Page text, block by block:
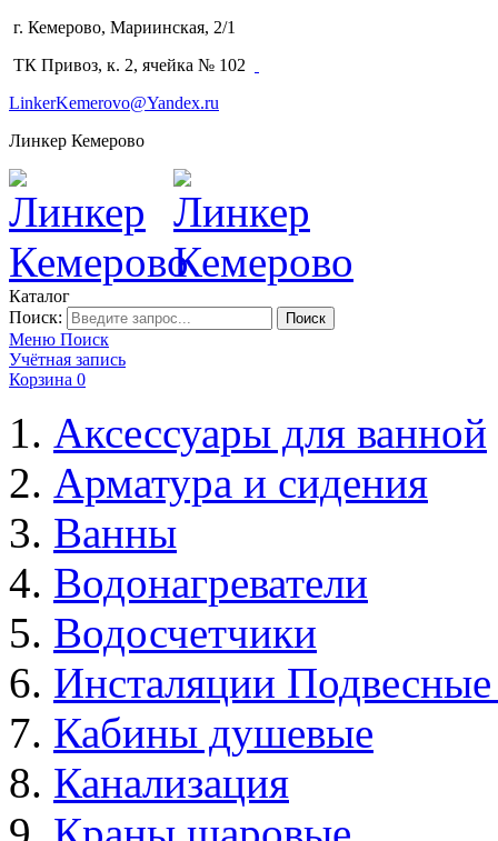
г. Кемерово, Мариинская, 2/1
ТК Привоз, к. 2, ячейка № 102
LinkerKemerovo@Yandex.ru
Линкер Кемерово
Каталог
Поиск:
Поиск
Меню Поиск
Учётная запись
Корзина 0
Аксессуары для ванной
Арматура и сидения
Ванны
Водонагреватели
Водосчетчики
Инсталяции
Кабины душевые
Канализация